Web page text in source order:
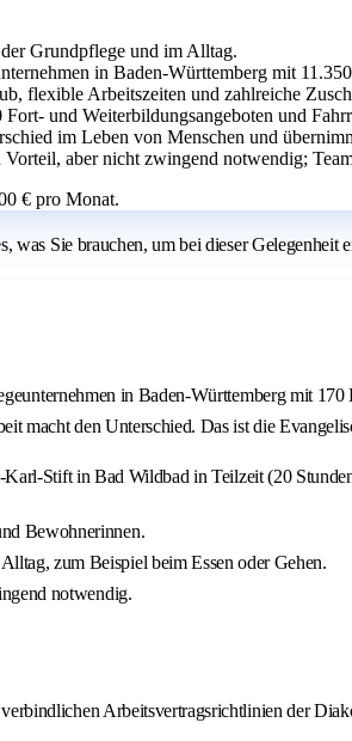
Grundpflege und im Alltag.
in Baden-Württemberg mit
flexible Arbeitszeiten und zahlreiche
und Weiterbildungsangeboten und
im Leben von Menschen und
aber nicht zwingend notwendig;
€ pro Monat.
Sie brauchen, um bei dieser Gelegenheit
in Baden-Württemberg mit
macht den Unterschied. Das ist die
Stift in Bad Wildbad in Teilzeit (20
Bewohnerinnen.
zum Beispiel beim Essen oder Gehen.
notwendig.
Arbeitsvertragsrichtlinien der